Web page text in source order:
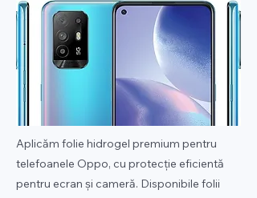
Aplicăm folie hidrogel premium pentru
telefoanele Oppo, cu protecție eficientă
pentru ecran și cameră. Disponibile folii